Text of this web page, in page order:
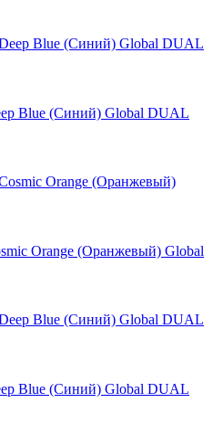
Blue (Синий) Global DUAL
Orange (Оранжевый) Global
Blue (Синий) Global DUAL